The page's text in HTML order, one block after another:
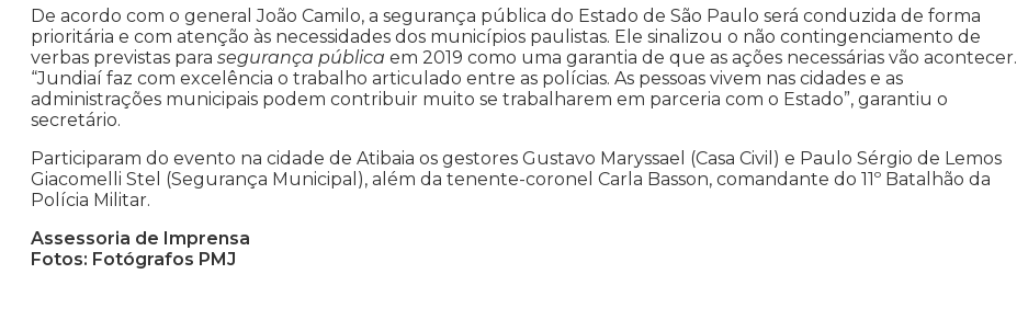
De acordo com o general João Camilo, a segurança pública do Estado de São Paulo será conduzida de forma
prioritária e com atenção às necessidades dos municípios paulistas. Ele sinalizou o não contingenciamento de
verbas previstas para segurança pública em 2019 como uma garantia de que as ações necessárias vão acontecer.
“Jundiaí faz com excelência o trabalho articulado entre as polícias. As pessoas vivem nas cidades e as
administrações municipais podem contribuir muito se trabalharem em parceria com o Esta­do”, garantiu o
secretário.
Participaram do evento na cidade de Atibaia os gestores Gustavo Maryssael (Casa Civil) e Paulo Sérgio de Lemos
Giacomelli Stel (Segurança Municipal), além da tenente-coronel Carla Basson, comandante do 11º Batalhão da
Polícia Militar.
Assessoria de Imprensa
Fotos: Fotógrafos PMJ